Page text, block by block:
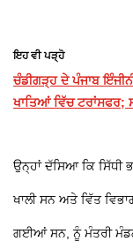
ਇਹ ਵੀ ਪੜ੍ਹੋ
ਚੰਡੀਗੜ੍ਹ ਦੇ ਪੰਜਾਬ
ਖਾਤਿਆਂ ਵਿੱਚ ਟਰਾਂਸਫਰ;
ਉਨ੍ਹਾਂ ਦੱਸਿਆ ਕਿ ਸਿੱਧੀ
ਖਾਲੀ ਸਨ ਅਤੇ ਵਿੱਤ
ਗਈਆਂ ਸਨ, ਨੂੰ ਮੰਤਰੀ ਮੰਡਲ